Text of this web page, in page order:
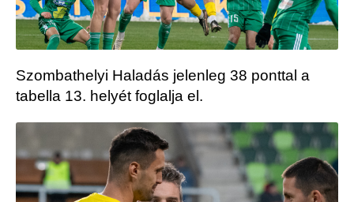
Szombathelyi Haladás jelenleg 38 ponttal a
tabella 13. helyét foglalja el.